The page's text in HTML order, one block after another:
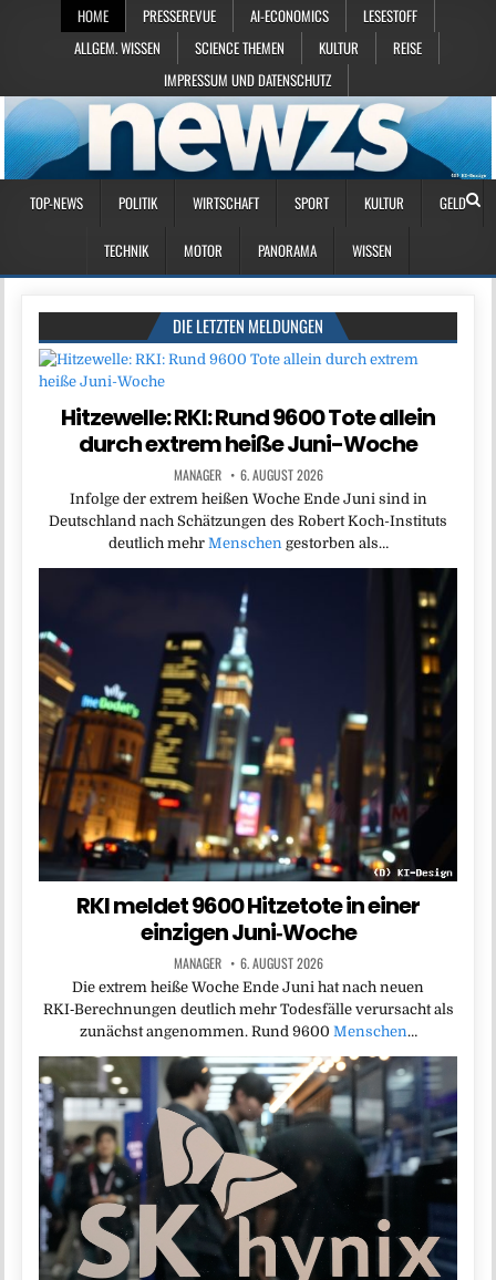
HOME PRESSEREVUE AI-ECONOMICS
LESESTOFF
ALLGEM. WISSEN
SCIENCE THEMEN KULTUR
REISE
IMPRESSUM UND DATENSCHUTZ
TOP-NEWS POLITIK WIRTSCHAFT SPORT KULTUR GELD
TECHNIK MOTOR PANORAMA WISSEN
DIE LETZTEN MELDUNGEN
Hitzewelle: RKI: Rund 9600 Tote allein
durch extrem heiße Juni-Woche
MANAGER 6. AUGUST 2026
Infolge der extrem heißen Woche Ende Juni sind in
Deutschland nach Schätzungen des Robert Koch-Instituts
deutlich mehr Menschen gestorben als…
RKI meldet 9600 Hitzetote in einer
einzigen Juni‑Woche
MANAGER 6. AUGUST 2026
Die extrem heiße Woche Ende Juni hat nach neuen
RKI‑Berechnungen deutlich mehr Todesfälle verursacht als
zunächst angenommen. Rund 9600 Menschen…